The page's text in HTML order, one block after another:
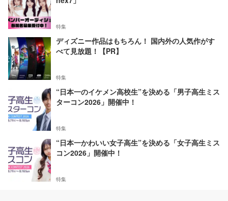
特集
ディズニー作品はもちろん！ 国内外の人気作がす
べて見放題！【PR】
特集
“日本一のイケメン高校生”を決める「男子高生ミス
ターコン2026」開催中！
特集
“日本一かわいい女子高生”を決める「女子高生ミス
コン2026」開催中！
特集